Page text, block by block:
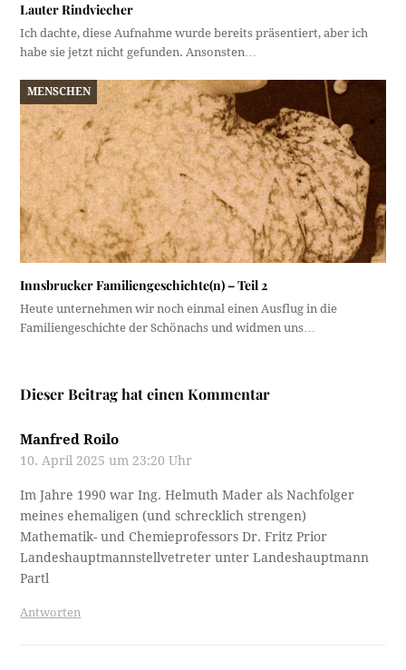
Lauter Rindviecher
Ich dachte, diese Aufnahme wurde bereits präsentiert, aber ich
habe sie jetzt nicht gefunden. Ansonsten…
MENSCHEN
Innsbrucker Familiengeschichte(n) – Teil 2
Heute unternehmen wir noch einmal einen Ausflug in die
Familiengeschichte der Schönachs und widmen uns…
Dieser Beitrag hat einen Kommentar
Manfred Roilo
10. April 2025 um 23:20 Uhr
Im Jahre 1990 war Ing. Helmuth Mader als Nachfolger
meines ehemaligen (und schrecklich strengen)
Mathematik- und Chemieprofessors Dr. Fritz Prior
Landeshauptmannstellvetreter unter Landeshauptmann
Partl
Antworten